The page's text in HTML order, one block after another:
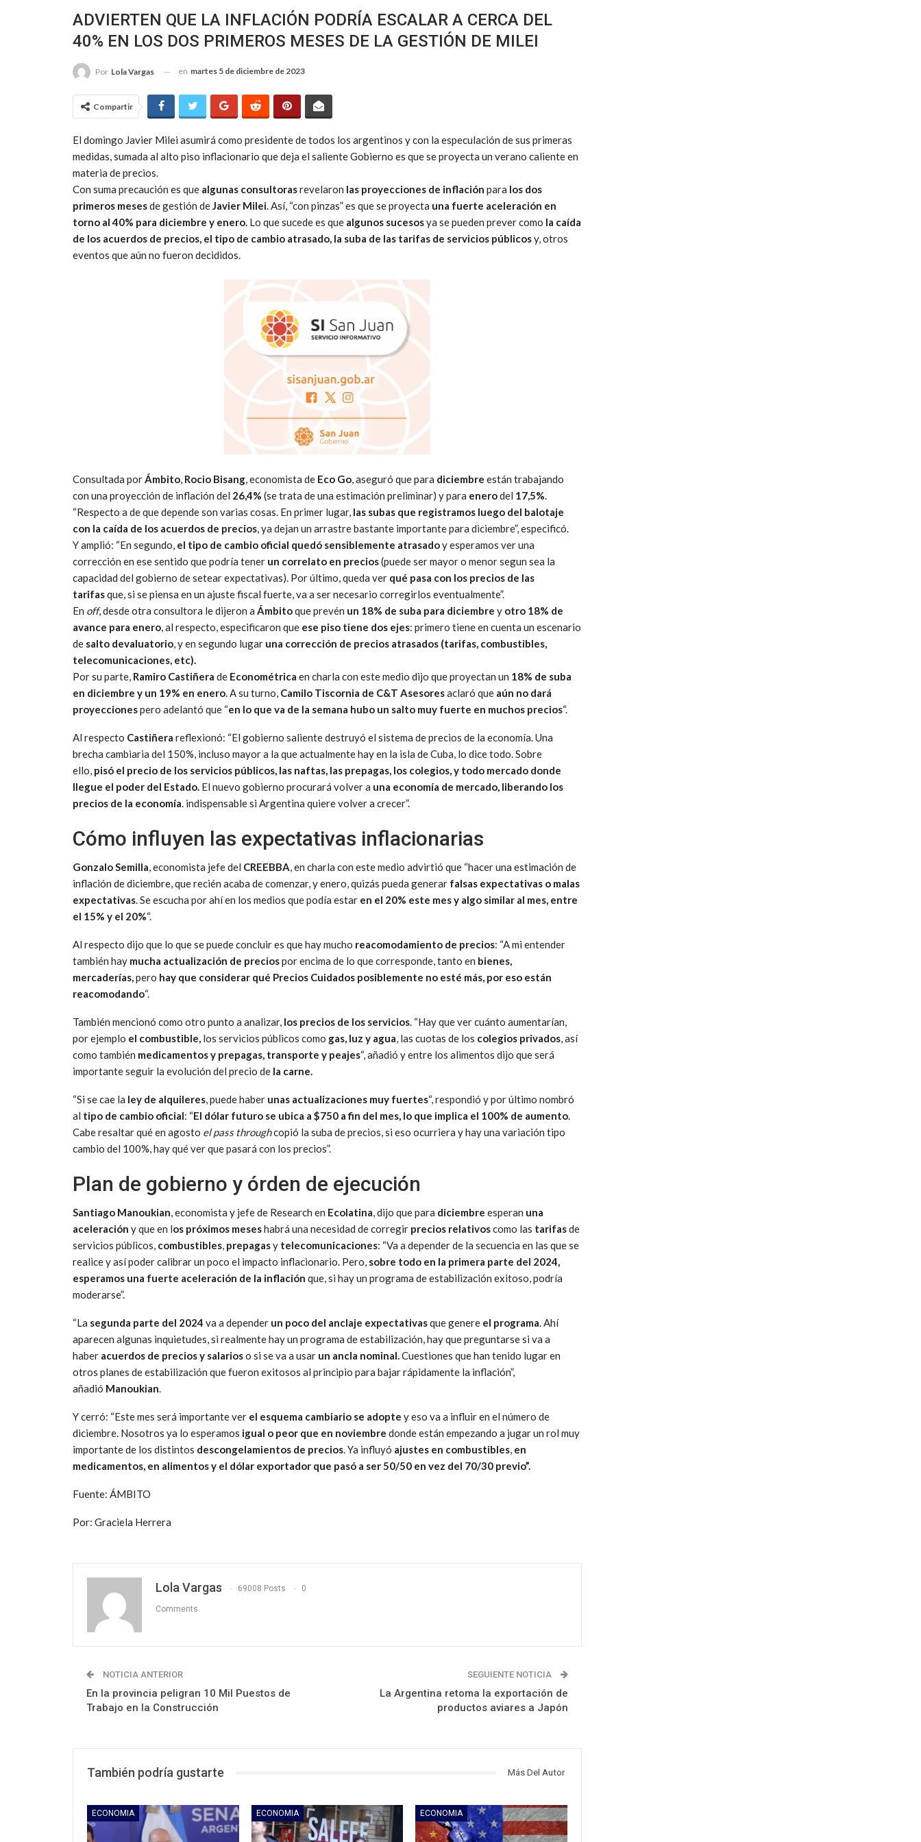
ADVIERTEN QUE LA INFLACIÓN PODRÍA ESCALAR A CERCA DEL
40% EN LOS DOS PRIMEROS MESES DE LA GESTIÓN DE MILEI
Por Lola Vargas en martes 5 de diciembre de 2023
Compartir
El domingo Javier Milei asumirá como presidente de todos los argentinos y con la especulación de sus primeras
medidas, sumada al alto piso inflacionario que deja el saliente Gobierno es que se proyecta un verano caliente en
materia de precios.
Con suma precaución es que algunas consultorasrevelaron las proyecciones de inflación para los dos
primeros mesesde gestión deJavier Milei. Así, “con pinzas” es que se proyecta una fuerte aceleración en
torno al 40% para diciembre y enero. Lo que sucede es que algunos sucesosya se pueden prever como la caída
de los acuerdos de precios, el tipo de cambio atrasado, la suba de las tarifas de servicios públicosy, otros
eventos que aún no fueron decididos.
Consultada porÁmbito, Rocio Bisang, economista de Eco Go, aseguró que para diciembre están trabajando
con una proyección de inflación del 26,4% (se trata de una estimación preliminar) y para enerodel 17,5%.
“Respecto a de que depende son varias cosas. En primer lugar, las subas que registramos luego del balotaje
con la caída de los acuerdos de precios, ya dejan un arrastre bastante importante para diciembre”, especificó.
Y amplió: “En segundo, el tipo de cambio oficial quedó sensiblemente atrasadoy esperamos ver una
corrección en ese sentido que podría tener un correlato en precios(puede ser mayor o menor segun sea la
capacidad del gobierno de setear expectativas). Por último, queda ver qué pasa con los precios de las
tarifasque, si se piensa en un ajuste fiscal fuerte, va a ser necesario corregirlos eventualmente”.
En off, desde otra consultora le dijeron a Ámbitoque prevén un 18% de suba para diciembre y otro 18% de
avance para enero, al respecto, especificaron que ese piso tiene dos ejes: primero tiene en cuenta un escenario
de salto devaluatorio, y en segundo lugar una corrección de precios atrasados (tarifas, combustibles,
telecomunicaciones, etc).
Por su parte, Ramiro Castiñera de Econométrica en charla con este medio dijo que proyectan un 18% de suba
en diciembre y un 19% en enero. A su turno, Camilo Tiscornia de C&T Asesoresaclaró que aún no dará
proyeccionespero adelantó que “en lo que va de la semana hubo un salto muy fuerte en muchos precios“.
Al respecto Castiñera reflexionó: “El gobierno saliente destruyó el sistema de precios de la economía. Una
brecha cambiaria del 150%, incluso mayor a la que actualmente hay en la isla de Cuba, lo dice todo. Sobre
ello, pisó el precio de los servicios públicos, las naftas, las prepagas, los colegios, y todo mercado donde
llegue el poder del Estado. El nuevo gobierno procurará volver a una economía de mercado, liberando los
precios de la economía. indispensable si Argentina quiere volver a crecer”.
Cómo influyen las expectativas inflacionarias
Gonzalo Semilla, economista jefe del CREEBBA, en charla con este medio advirtió que “hacer una estimación de
inflación de diciembre, que recién acaba de comenzar, y enero, quizás pueda generar falsas expectativas o malas
expectativas. Se escucha por ahí en los medios que podía estar en el 20% este mes y algo similar al mes, entre
el 15% y el 20%“.
Al respecto dijo que lo que se puede concluir es que hay mucho reacomodamiento de precios: “A mi entender
también hay mucha actualización de preciospor encima de lo que corresponde, tanto en bienes,
mercaderías,pero hay que considerar qué Precios Cuidados posiblemente no esté más, por eso están
reacomodando“.
También mencionó como otro punto a analizar, los precios de los servicios. “Hay que ver cuánto aumentarían,
por ejemplo el combustible, los servicios públicos como gas, luz y agua, las cuotas de los colegios privados, así
como también medicamentos y prepagas, transporte y peajes“, añadió y entre los alimentos dijo que será
importante seguir la evolución del precio de la carne.
“Si se cae la ley de alquileres, puede haber unas actualizaciones muy fuertes“, respondió y por último nombró
al tipo de cambio oficial: “El dólar futuro se ubica a $750 a fin del mes, lo que implica el 100% de aumento.
Cabe resaltar qué en agosto el pass throughcopió la suba de precios, si eso ocurriera y hay una variación tipo
cambio del 100%, hay qué ver que pasará con los precios”.
Plan de gobierno y órden de ejecución
Santiago Manoukian, economista y jefe de Research en Ecolatina, dijo que para diciembre esperan una
aceleración y que en los próximos meseshabrá una necesidad de corregir precios relativoscomo las tarifasde
servicios públicos, combustibles, prepagasy telecomunicaciones: “Va a depender de la secuencia en las que se
realice y así poder calibrar un poco el impacto inflacionario. Pero, sobre todo en la primera parte del 2024,
esperamos una fuerte aceleración de la inflación que, si hay un programa de estabilización exitoso, podría
moderarse”.
“La segunda parte del 2024 va a depender un poco del anclaje expectativasque genere el programa. Ahí
aparecen algunas inquietudes, si realmente hay un programa de estabilización, hay que preguntarse si va a
haber acuerdos de precios y salarioso si se va a usar un ancla nominal.Cuestiones que han tenido lugar en
otros planes de estabilización que fueron exitosos al principio para bajar rápidamente la inflación”,
añadió Manoukian.
Y cerró: “Este mes será importante ver el esquema cambiario se adopte y eso va a influir en el número de
diciembre. Nosotros ya lo esperamos igual o peor que en noviembre donde están empezando a jugar un rol muy
importante de los distintos descongelamientos de precios. Ya influyó ajustes en combustibles, en
medicamentos, en alimentos y el dólar exportador que pasó a ser 50/50 en vez del 70/30 previo”.
Fuente: ÁMBITO
Por: Graciela Herrera
Lola Vargas 69008 Posts 0
Comments
NOTICIA ANTERIOR
En la provincia peligran 10 Mil Puestos de
Trabajo en la Construcción
SEGUIENTE NOTICIA
La Argentina retoma la exportación de
productos aviares a Japón
También podría gustarte Más Del Autor
ECONOMIA ECONOMIA ECONOMIA